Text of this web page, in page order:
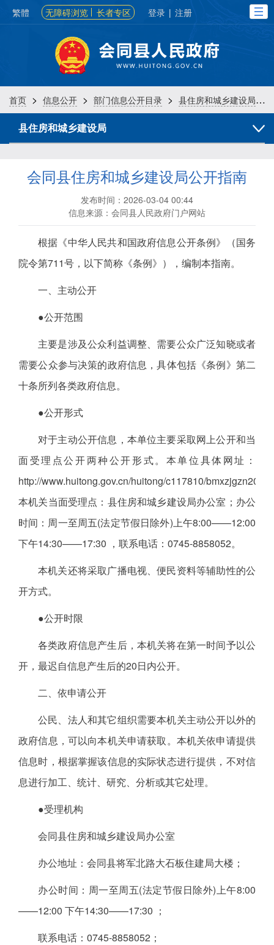
繁體 无障碍浏览 长者专区 登录 | 注册
首页 > 信息公开 > 部门信息公开目录 > 县住房和城乡建设局 >
县住房和城乡建设局
会同县住房和城乡建设局公开指南
发布时间：2026-03-04 00:44
信息来源：会同县人民政府门户网站
根据《中华人民共和国政府信息公开条例》（国务
院令第711号，以下简称《条例》），编制本指南。
一、主动公开
●公开范围
主要是涉及公众利益调整、需要公众广泛知晓或者
需要公众参与决策的政府信息，具体包括《条例》第二
十条所列各类政府信息。
●公开形式
对于主动公开信息，本单位主要采取网上公开和当
面受理点公开两种公开形式。本单位具体网址：
http://www.huitong.gov.cn/huitong/c117810/
本机关当面受理点：县住房和城乡建设局办公室；办公
时间：周一至周五(法定节假日除外)上午8:00——12:00
下午14:30——17:30 ，联系电话：0745-8858052。
本机关还将采取广播电视、便民资料等辅助性的公
开方式。
●公开时限
各类政府信息产生后，本机关将在第一时间予以公
开，最迟自信息产生后的20日内公开。
二、依申请公开
公民、法人和其它组织需要本机关主动公开以外的
政府信息，可以向本机关申请获取。本机关依申请提供
信息时，根据掌握该信息的实际状态进行提供，不对信
息进行加工、统计、研究、分析或其它处理。
●受理机构
会同县住房和城乡建设局办公室
办公地址：会同县将军北路大石板住建局大楼；
办公时间：周一至周五(法定节假日除外)上午8:00
——12:00 下午14:30——17:30 ；
联系电话：0745-8858052；